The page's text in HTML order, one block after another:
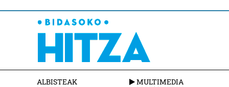
ALBISTEAK MULTIMEDIA